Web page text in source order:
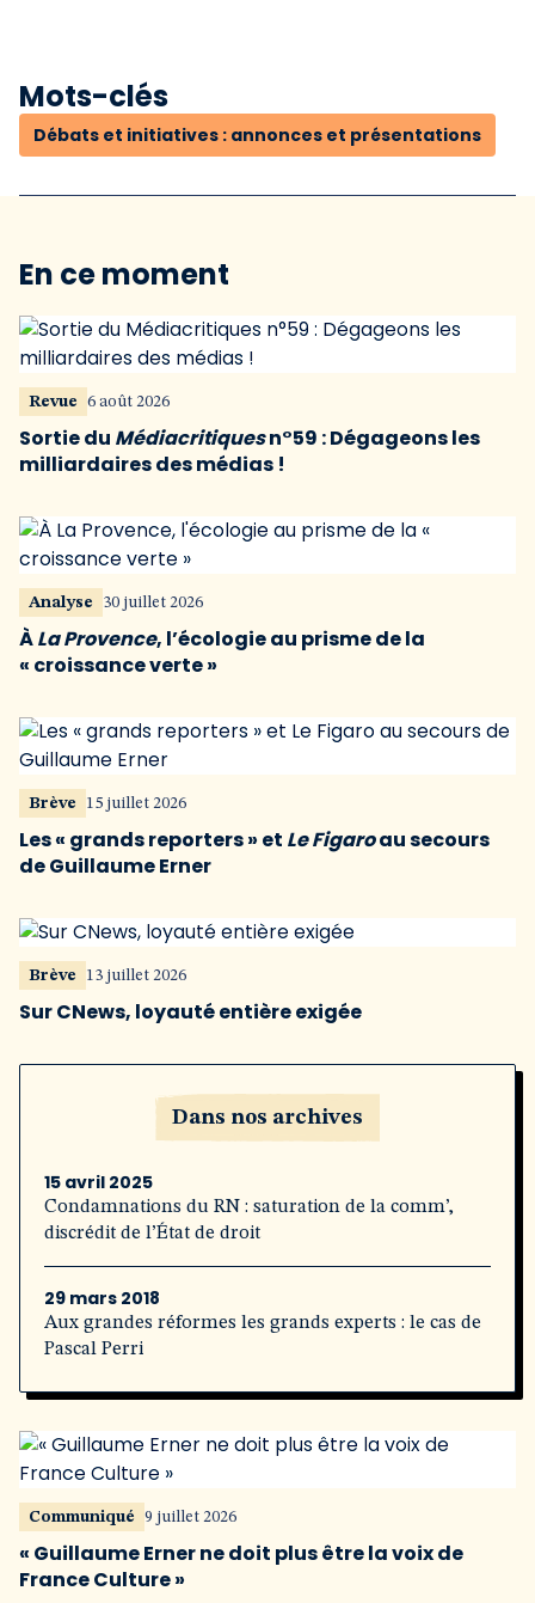
Mots-clés
Débats et initiatives : annonces et présentations
En ce moment
Revue 6 août 2026
Sortie du Médiacritiquesn°59 : Dégageons les
milliardaires des médias !
Analyse 30 juillet 2026
ÀLa Provence, l’écologie au prisme de la
« croissance verte »
Brève 15 juillet 2026
Les « grands reporters » et Le Figaroau secours
de Guillaume Erner
Brève 13 juillet 2026
Sur CNews, loyauté entière exigée
Dans nos archives
15 avril 2025
Condamnations du RN : saturation de la comm’,
discrédit de l’État de droit
29 mars 2018
Aux grandes réformes les grands experts : le cas de
Pascal Perri
Communiqué 9 juillet 2026
« Guillaume Erner ne doit plus être la voix de
France Culture »